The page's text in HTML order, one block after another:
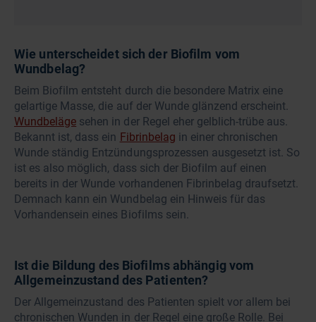
Wie unterscheidet sich der Biofilm vom
Wundbelag?
Beim Biofilm entsteht durch die besondere Matrix eine
gelartige Masse, die auf der Wunde glänzend erscheint.
Wundbeläge sehen in der Regel eher gelblich-trübe aus.
Bekannt ist, dass ein Fibrinbelag in einer chronischen
Wunde ständig Entzündungsprozessen ausgesetzt ist. So
ist es also möglich, dass sich der Biofilm auf einen
bereits in der Wunde vorhandenen Fibrinbelag draufsetzt.
Demnach kann ein Wundbelag ein Hinweis für das
Vorhandensein eines Biofilms sein.
Ist die Bildung des Biofilms abhängig vom
Allgemeinzustand des Patienten?
Der Allgemeinzustand des Patienten spielt vor allem bei
chronischen Wunden in der Regel eine große Rolle. Bei